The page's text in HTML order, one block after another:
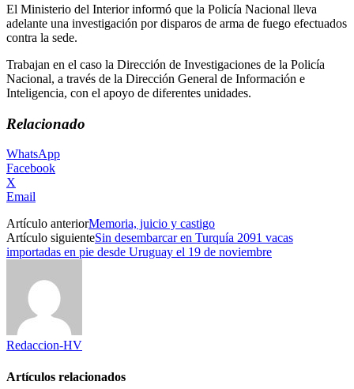
El Ministerio del Interior informó que la Policía Nacional lleva
adelante una investigación por disparos de arma de fuego efectuados
contra la sede.
Trabajan en el caso la Dirección de Investigaciones de la Policía
Nacional, a través de la Dirección General de Información e
Inteligencia, con el apoyo de diferentes unidades.
Relacionado
WhatsApp
Facebook
X
Email
Artículo anteriorMemoria, juicio y castigo
Artículo siguienteSin desembarcar en Turquía 2091 vacas
importadas en pie desde Uruguay el 19 de noviembre
Redaccion-HV
Artículos relacionados